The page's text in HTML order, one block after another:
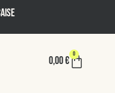
0,00€
0
Panier